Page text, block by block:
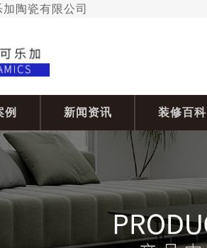
陶瓷有限公司
例 新闻资讯 装修百科